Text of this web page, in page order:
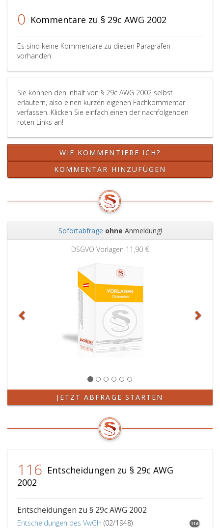
30,
Die
Übergabe
spätestens
dem
Einbringen
in
Verwertungsanlage
zu
erfolgen.
Die
Sammel-
haben
die
Massen
0 Kommentare zu § 29c AWG 2002
Es sind keine Kommentare zu diesen Paragrafen
vorhanden.
Sie können den Inhalt von § 29c AWG 2002 selbst
erläutern, also einen kurzen eigenen Fachkommentar
verfassen. Klicken Sie einfach einen der nachfolgenden
roten Links an!
WIE KOMMENTIERE ICH?
KOMMENTAR HINZUFÜGEN
Sofortabfrage ohne Anmeldung!
DSGVO Vorlagen11,90 €
JETZT ABFRAGE STARTEN
116 Entscheidungen zu § 29c AWG
2002
Entscheidungen zu § 29c AWG 2002
Entscheidungen des VwGH (02/1948) 116